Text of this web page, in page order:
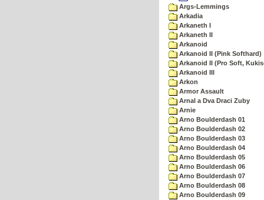
Args-Lemmings
Arkadia
Arkaneth I
Arkaneth II
Arkanoid
Arkanoid II (Pink Softhard)
Arkanoid II (Pro Soft,
Arkanoid III
Arkon
Armor Assault
Arnal a Dva Draci Zuby
Arnie
Arno Boulderdash 01
Arno Boulderdash 02
Arno Boulderdash 03
Arno Boulderdash 04
Arno Boulderdash 05
Arno Boulderdash 06
Arno Boulderdash 07
Arno Boulderdash 08
Arno Boulderdash 09